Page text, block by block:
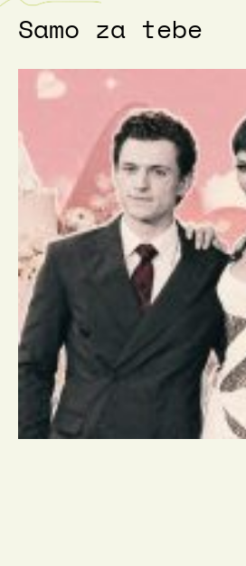
Samo za tebe